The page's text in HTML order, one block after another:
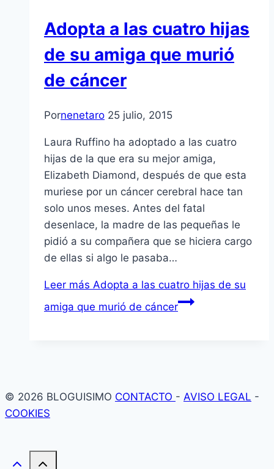
Adopta a las cuatro hijas
de su amiga que murió
de cáncer
Pornenetaro 25 julio, 2015
Laura Ruffino ha adoptado a las cuatro
hijas de la que era su mejor amiga,
Elizabeth Diamond, después de que esta
muriese por un cáncer cerebral hace tan
solo unos meses. Antes del fatal
desenlace, la madre de las pequeñas le
pidió a su compañera que se hiciera cargo
de ellas si algo le pasaba…
Leer más Adopta a las cuatro hijas de su
amiga que murió de cáncer
© 2026 BLOGUISIMO CONTACTO - AVISO LEGAL -
COOKIES